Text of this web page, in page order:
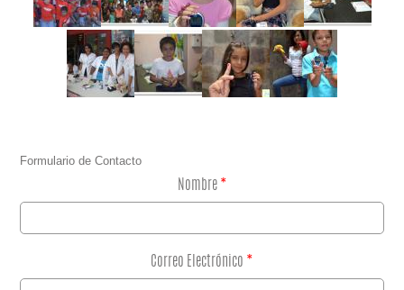
Formulario de Contacto
Nombre *
Correo Electrónico *